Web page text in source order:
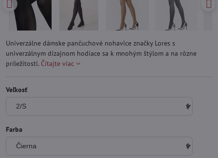
Univerzálne dámske pančuchové nohavice značky Lores s
univerzálnym dizajnom hodiace sa k mnohým štýlom a na rôzne
príležitosti. Čítajte viac
Veľkosť
Farba